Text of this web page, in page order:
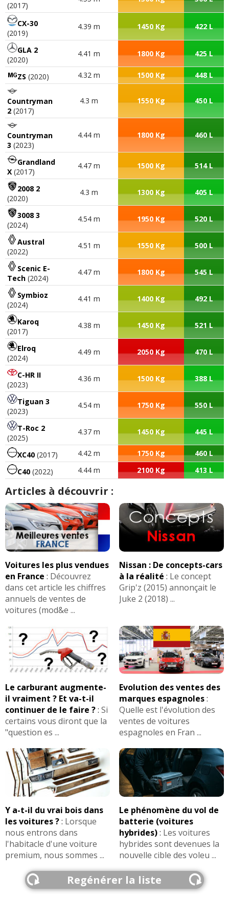
(2017)
CX-30
(2019)
4.39 m 1450 Kg 422 L
GLA 2
(2020)
4.41 m 1800 Kg 425 L
ZS (2020) 4.32 m 1500 Kg 448 L
Countryman
2 (2017)
4.3 m 1550 Kg 450 L
Countryman
3 (2023)
4.44 m 1800 Kg 460 L
Grandland
X (2017)
4.47 m 1500 Kg 514 L
2008 2
(2020)
4.3 m 1300 Kg 405 L
3008 3
(2024)
4.54 m 1950 Kg 520 L
Austral
(2022)
4.51 m 1550 Kg 500 L
Scenic E-
Tech (2024)
4.47 m 1800 Kg 545 L
Symbioz
(2024)
4.41 m 1400 Kg 492 L
Karoq
(2017)
4.38 m 1450 Kg 521 L
Elroq
(2024)
4.49 m 2050 Kg 470 L
C-HR II
(2023)
4.36 m 1500 Kg 388 L
Tiguan 3
(2023)
4.54 m 1750 Kg 550 L
T-Roc 2
(2025)
4.37 m 1450 Kg 445 L
XC40 (2017) 4.42 m 1750 Kg
460 L
C40 (2022) 4.44 m 2100 Kg 413 L
Articles à découvrir :
Voitures les plus vendues
en France : Découvrez
dans cet article les chiffres
annuels de ventes de
voitures (mod&e ...
Nissan : De concepts-cars
à la réalité : Le concept
Grip'z (2015) annonçait le
Juke 2 (2018) ...
Le carburant augmente-
il vraiment ? Et va-t-il
continuer de le faire ?: Si
certains vous diront que la
"question es ...
Evolution des ventes des
marques espagnoles:
Quelle est l'évolution des
ventes de voitures
espagnoles en Fran ...
Y a-t-il du vrai bois dans
les voitures ?: Lorsque
nous entrons dans
l'habitacle d'une voiture
premium, nous sommes ...
Le phénomène du vol de
batterie (voitures
hybrides): Les voitures
hybrides sont devenues la
nouvelle cible des voleu ...
Regénérer la liste